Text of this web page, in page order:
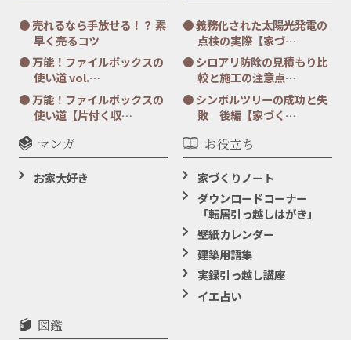
売れるなら手放せる！？ 素
早く売るコツ
万能！ファイルボックスの
使い道 vol.…
万能！ファイルボックスの
使い道【片付く収…
義務化された太陽光発電の
点検の実際【家づ…
シロアリ防除の見積もり比
較と施工の注意点…
シンボルツリーの成功と失
敗 後編【家づく…
マンガ
お家大好き
お役立ち
家づくりノート
ダウンロードコーナー
「転居引っ越しはがき」
壁紙カレンダー
建築用語集
実録引っ越し講座
イエ占い
図鑑